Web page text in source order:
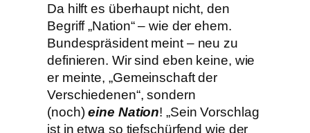
Da hilft es überhaupt nicht, den
Begriff „Nation“ – wie der ehem.
Bundespräsident meint – neu zu
definieren. Wir sind eben keine, wie
er meinte, „Gemeinschaft der
Verschiedenen“, sondern
(noch)eine Nation! „Sein Vorschlag
ist in etwa so tiefschürfend wie der